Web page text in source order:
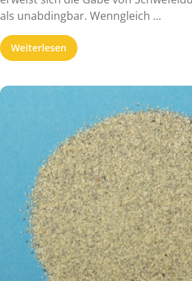
als unabdingbar. Wenngleich ...
Weiterlesen